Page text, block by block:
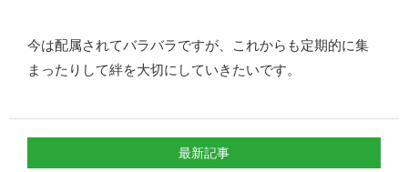
今は配属されてバラバラですが、これからも定期的に集
まったりして絆を大切にしていきたいです。
最新記事